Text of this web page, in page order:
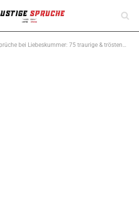
bei Liebeskummer: 75 traurige & tröstende Sprüche